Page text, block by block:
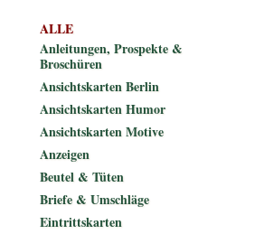
ALLE
Anleitungen, Prospekte &
Broschüren
Ansichtskarten Berlin
Ansichtskarten Humor
Ansichtskarten Motive
Anzeigen
Beutel & Tüten
Briefe & Umschläge
Eintrittskarten